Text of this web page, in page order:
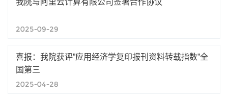
2025-09-29
喜报：我院获评”应用经济学复印报刊资料转载指数”全
国第三
2025-04-28